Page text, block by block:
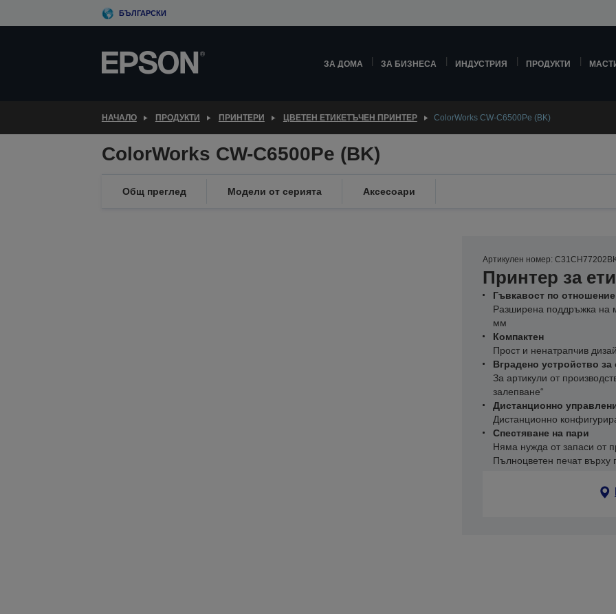
to
БЪЛГАРСКИ
ЗА ДОМА ЗА БИЗНЕСА ИНДУСТРИЯ ПРОДУКТИ
НАЧАЛО ПРОДУКТИ ПРИНТЕРИ ЦВЕТЕН ЕТИКЕТЪЧЕН ПРИНТЕР ColorWorks CW-C6500Pe (BK)
ColorWorks CW-C6500Pe (BK)
Общ преглед Модели от серията Аксесоари
Артикулен номер:
Принтер за
Гъвкавост по
Разширена поддръжка на
мм
Компактен
Прост и ненатрапчив
Вградено устройство за
За артикули от
залепване“
Дистанционно
Дистанционно
Спестяване на пари
Няма нужда от запаси от
Пълноцветен печат върху